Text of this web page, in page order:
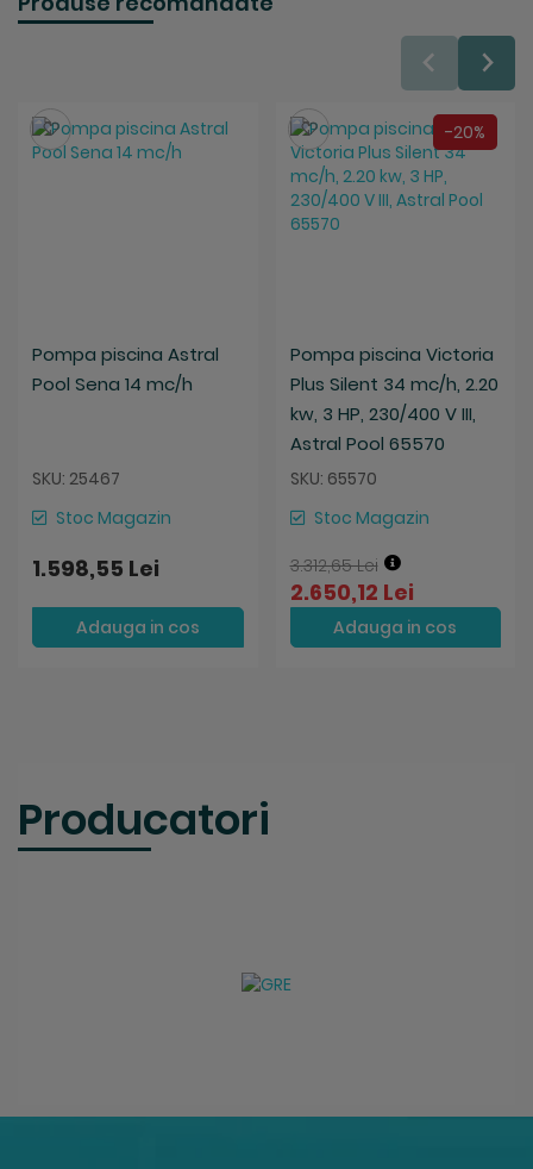
Pompa piscina Astral
Pool Sena 14 mc/h
SKU: 25467
Stoc Magazin
1.598,55 Lei
Adauga in cos
Salveaza -20%
Pompa piscina Victoria
Plus Silent 34 mc/h, 2.20
kw, 3 HP, 230/400 V III,
Astral Pool 65570
SKU: 65570
Stoc Magazin
3.312,65 Lei
2.650,12 Lei
Adauga in cos
Salveaza
Producatori